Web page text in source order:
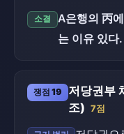
소결
A은행의 丙
는 이유 있다.
쟁점 19
저당권부
조) 7점